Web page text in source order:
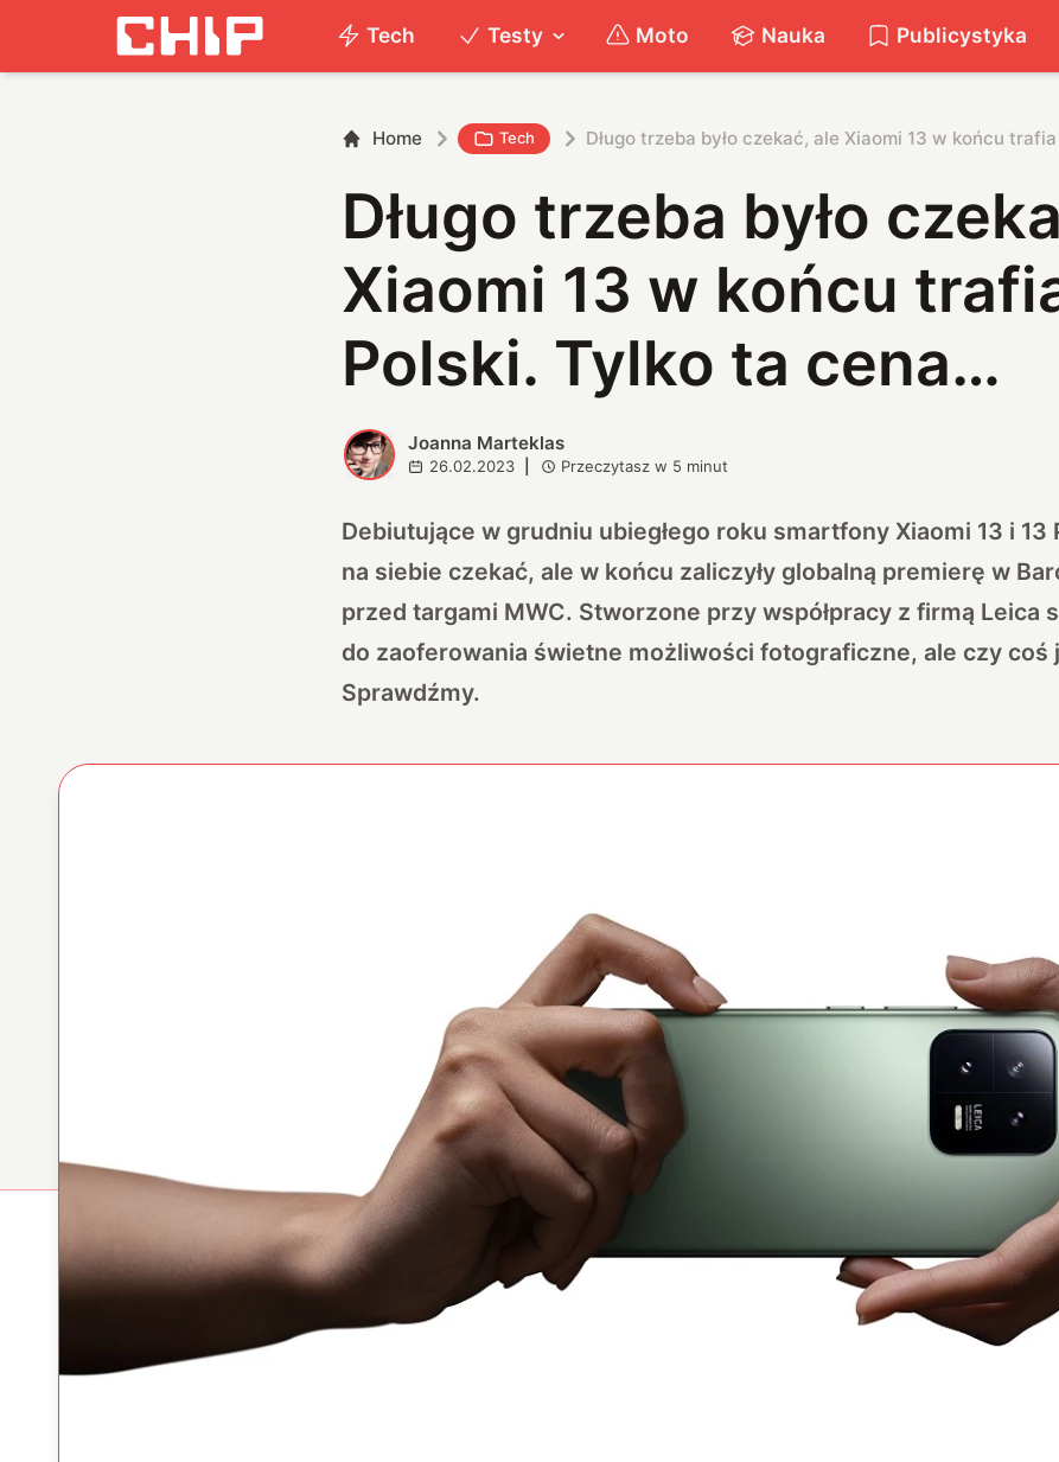
Tech Testy Moto Nauka Publicystyka
Home Tech Długo trzeba było czekać, ale Xiaomi 13 w końcu
Długo trzeba było
Xiaomi 13 w końcu
Polski. Tylko ta cena…
J Joanna Marteklas
26.02.2023 Przeczytasz w 5 minut
Debiutujące w grudniu ubiegłego roku smartfony Xiaomi 13 i 13
na siebie czekać, ale w końcu zaliczyły globalną premierę w
przed targami MWC. Stworzone przy współpracy z firmą Leica
do zaoferowania świetne możliwości fotograficzne, ale czy coś
Sprawdźmy.